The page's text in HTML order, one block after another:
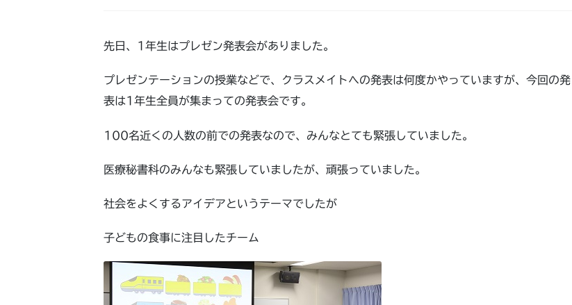
先日、1年生はプレゼン発表会がありました。
プレゼンテーションの授業などで、クラスメイトへの発表は何度かやっていますが、今回の発
表は1年生全員が集まっての発表会です。
100名近くの人数の前での発表なので、みんなとても緊張していました。
医療秘書科のみんなも緊張していましたが、頑張っていました。
社会をよくするアイデアというテーマでしたが
子どもの食事に注目したチーム